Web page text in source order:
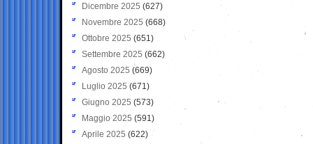
Dicembre 2025 (627)
Novembre 2025 (668)
Ottobre 2025 (651)
Settembre 2025 (662)
Agosto 2025 (669)
Luglio 2025 (671)
Giugno 2025 (573)
Maggio 2025 (591)
Aprile 2025 (622)